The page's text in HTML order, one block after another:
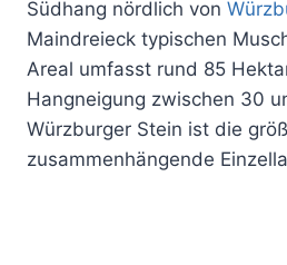
Südhang nördlich von
Maindreieck typischen
Areal umfasst rund 85
Hangneigung zwischen 30
Würzburger Stein ist die
zusammenhängende